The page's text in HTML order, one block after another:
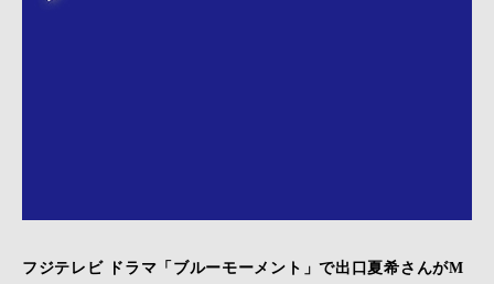
フジテレビ ドラマ「ブルーモーメント」で出口夏希さんがM